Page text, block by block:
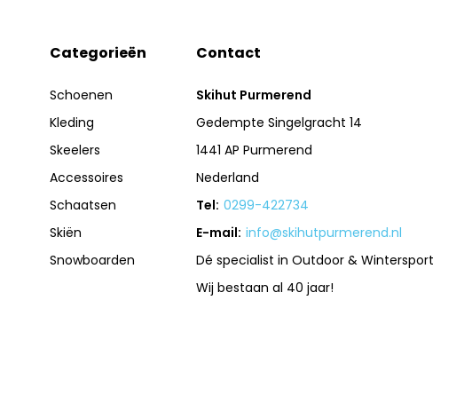
Categorieën
Schoenen
Kleding
Skeelers
Accessoires
Schaatsen
Skiën
Snowboarden
Contact
Skihut Purmerend
Gedempte Singelgracht 14
1441 AP Purmerend
Nederland
Tel: 0299-422734
E-mail: info@skihutpurmerend.nl
Dé specialist in Outdoor & Wintersport
Wij bestaan al 40 jaar!